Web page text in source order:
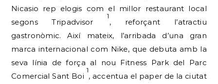
Nicasio rep elogis com el millor restaurant local
segons Tripadvisor
1
, reforçant l’atractiu
gastronòmic. Així mateix, l’arribada d’una gran
marca internacional com Nike, que debuta amb la
seva línia de força al nou Fitness Park del Parc
Comercial Sant Boi
1
, accentua el paper de la ciutat